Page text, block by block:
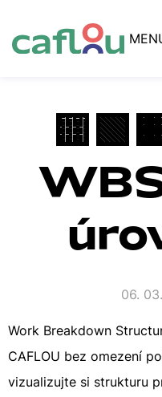
06.
Work Breakdown
CAFLOU bez omezení
vizualizujte si strukturu